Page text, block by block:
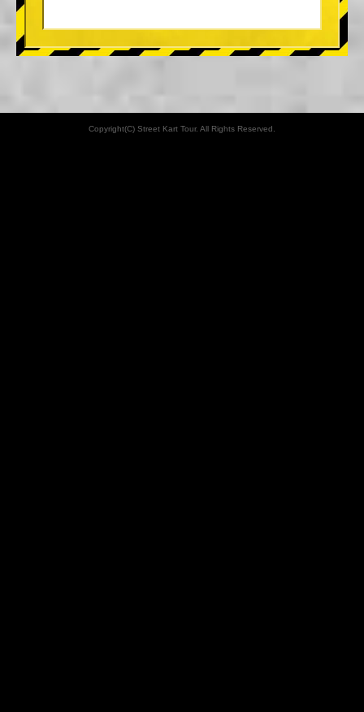
Copyright(C) Street Kart Tour. All Rights Reserved.